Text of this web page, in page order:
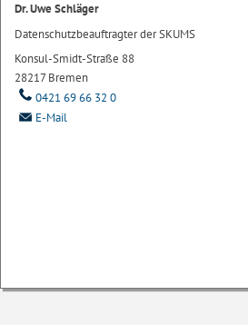
Dr. Uwe Schläger
Datenschutzbeauftragter der SKUMS
Konsul-Smidt-Straße 88
28217 Bremen
0421 69 66 32 0
E-Mail